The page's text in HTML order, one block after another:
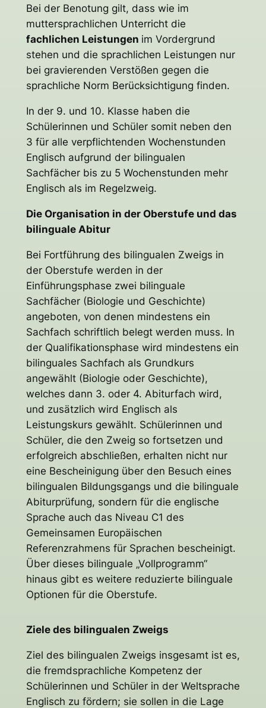
Bei der Benotung gilt, dass wie im
muttersprachlichen Unterricht die
fachlichen Leistungen im Vordergrund
stehen und die sprachlichen Leistungen nur
bei gravierenden Verstößen gegen die
sprachliche Norm Berücksichtigung finden.
In der 9. und 10. Klasse haben die
Schülerinnen und Schüler somit neben den
3 für alle verpflichtenden Wochenstunden
Englisch aufgrund der bilingualen
Sachfächer bis zu 5 Wochenstunden mehr
Englisch als im Regelzweig.
Die Organisation in der Oberstufe und das
bilinguale Abitur
Bei Fortführung des bilingualen Zweigs in
der Oberstufe werden in der
Einführungsphase zwei bilinguale
Sachfächer (Biologie und Geschichte)
angeboten, von denen mindestens ein
Sachfach schriftlich belegt werden muss. In
der Qualifikationsphase wird mindestens ein
bilinguales Sachfach als Grundkurs
angewählt (Biologie oder Geschichte),
welches dann 3. oder 4. Abiturfach wird,
und zusätzlich wird Englisch als
Leistungskurs gewählt. Schülerinnen und
Schüler, die den Zweig so fortsetzen und
erfolgreich abschließen, erhalten nicht nur
eine Bescheinigung über den Besuch eines
bilingualen Bildungsgangs und die bilinguale
Abiturprüfung, sondern für die englische
Sprache auch das Niveau C1 des
Gemeinsamen Europäischen
Referenzrahmens für Sprachen bescheinigt.
Über dieses bilinguale „Vollprogramm“
hinaus gibt es weitere reduzierte bilinguale
Optionen für die Oberstufe.
Ziele des bilingualen Zweigs
Ziel des bilingualen Zweigs insgesamt ist es,
die fremdsprachliche Kompetenz der
Schülerinnen und Schüler in der Weltsprache
Englisch zu fördern; sie sollen in die Lage